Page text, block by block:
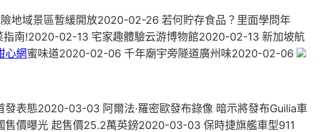
地域景區暫緩開放2020-02-26 若何貯存食品？里面學問年
南!2020-02-13 宅家趣體驗云游博物館2020-02-13 新加坡航
心網蜜味道2020-02-06 千年廟宇旁隧道廣州味2020-02-06
表態2020-03-03 阿爾法·羅密歐發布錄像 暗示將發布Guilia車
價曝光 起售價25.2萬英鎊2020-03-03 保時捷旗艦車型911